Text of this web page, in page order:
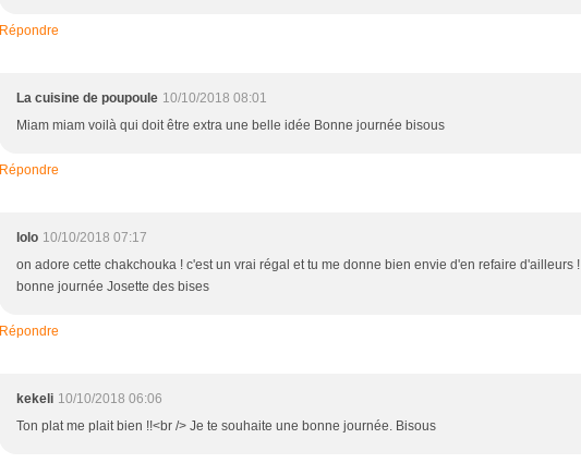
Répondre
La cuisine de poupoule 10/10/2018 08:01
Miam miam voilà qui doit être extra une belle idée Bonne journée bisous
Répondre
lolo 10/10/2018 07:17
on adore cette chakchouka ! c'est un vrai régal et tu me donne bien envie d'en refaire d'ailleurs !
bonne journée Josette des bises
Répondre
kekeli 10/10/2018 06:06
Ton plat me plait bien !!<br /> Je te souhaite une bonne journée. Bisous